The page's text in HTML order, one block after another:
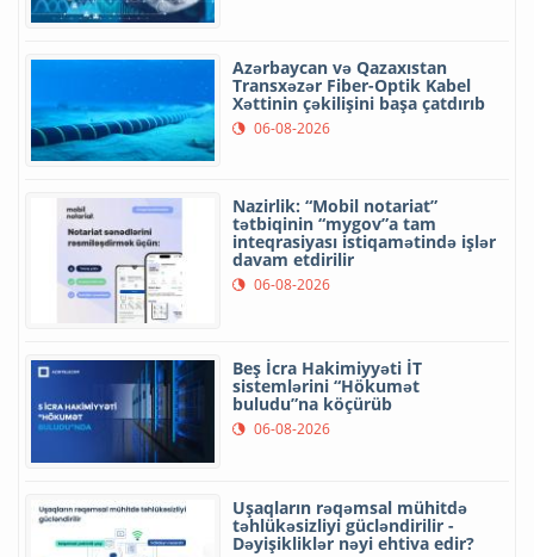
Azərbaycan və Qazaxıstan
Transxəzər Fiber-Optik Kabel
Xəttinin çəkilişini başa çatdırıb
06-08-2026
Nazirlik: “Mobil notariat”
tətbiqinin “mygov”a tam
inteqrasiyası istiqamətində işlər
davam etdirilir
06-08-2026
Beş İcra Hakimiyyəti İT
sistemlərini “Hökumət
buludu”na köçürüb
06-08-2026
Uşaqların rəqəmsal mühitdə
təhlükəsizliyi gücləndirilir -
Dəyişikliklər nəyi ehtiva edir?